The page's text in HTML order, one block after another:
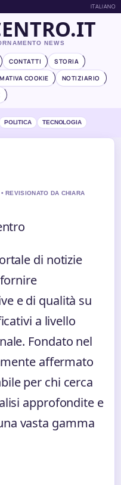
ITALIANO
NEWS
CONTATTI
STORIA
COOKIE
NOTIZIARIO
POLITICA TECNOLOGIA
REVISIONATO DA CHIARA
di notizie
e di qualità su
a livello
Fondato nel
affermato
per chi cerca
approfondite e
vasta gamma